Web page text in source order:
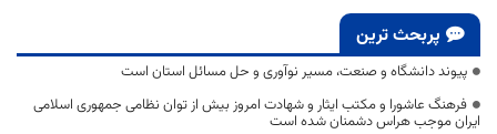
پربحث ترین
پیوند دانشگاه و صنعت، مسیر نوآوری و حل مسائل استان است
فرهنگ عاشورا و مکتب ایثار و شهادت امروز بیش از توان نظامی جمهوری اسلامی
ایران موجب هراس دشمنان شده است